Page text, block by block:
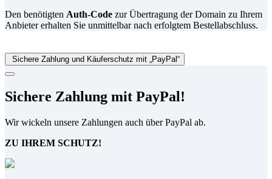
Den benötigten Auth-Code zur Übertragung der Domain zu Ihrem
Anbieter erhalten Sie unmittelbar nach erfolgtem Bestellabschluss.
Sichere Zahlung und Käuferschutz mit „PayPal“
Sichere Zahlung mit PayPal!
Wir wickeln unsere Zahlungen auch über PayPal ab.
ZU IHREM SCHUTZ!